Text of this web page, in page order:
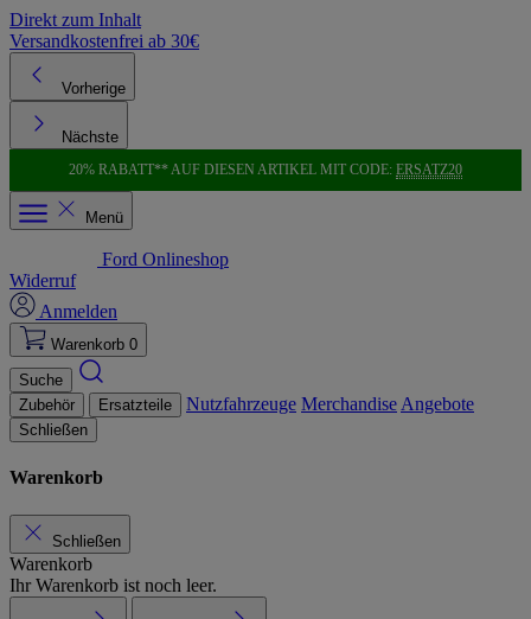
Direkt zum Inhalt
Versandkostenfrei ab 30€
Vorherige
Nächste
20% RABATT** AUF DIESEN ARTIKEL MIT CODE: ERSATZ20
Menü
Ford Onlineshop
Widerruf
Anmelden
Warenkorb 0
Suche
Zubehör
Ersatzteile Nutzfahrzeuge Merchandise Angebote
Schließen
Warenkorb
Schließen
Warenkorb
Ihr Warenkorb ist noch leer.